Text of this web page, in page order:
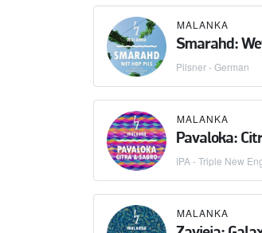
MALANKA
Smarahd:
Pilsner - German
MALANKA
Pavaloka:
IPA - Triple New
MALANKA